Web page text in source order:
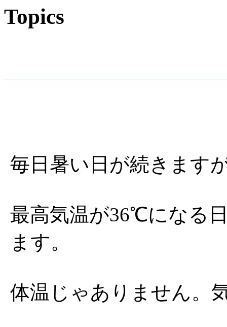
Topics
毎日暑い日が続きます
最高気温が36℃になる
ます。
体温じゃありません。